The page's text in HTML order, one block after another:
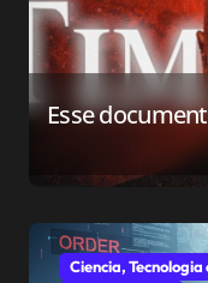
Esse
Ciencia, Tecnologia